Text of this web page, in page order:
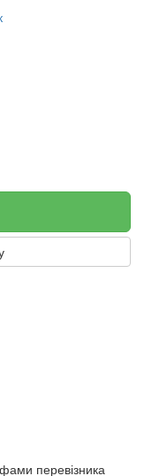
перевізника